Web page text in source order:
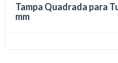
Tampa Quadrada para
mm